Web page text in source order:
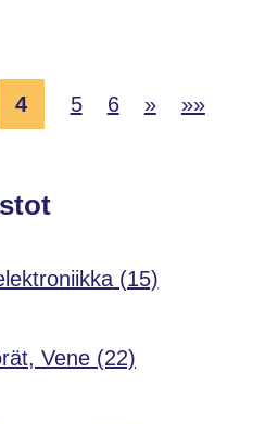
4 5 6 » »»
(15)
Vene (22)